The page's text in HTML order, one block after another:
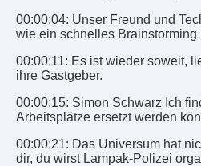
00:00:04: Unser Freund und
wie ein schnelles
00:00:11: Es ist wieder soweit,
ihre Gastgeber.
00:00:15: Simon Schwarz Ich
Arbeitsplätze ersetzt werden
00:00:21: Das Universum hat
dir, du wirst Lampak-Polizei